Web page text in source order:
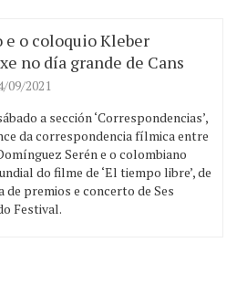
e o coloquio Kleber
no día grande de Cans
09/2021
a sección ‘Correspondencias’,
da correspondencia fílmica entre
Serén e o colombiano
do filme de ‘El tiempo libre’, de
de premios e concerto de Ses
Festival.